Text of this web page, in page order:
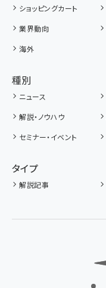
ショッピングカート
業界動向
海外
種別
ニュース
解説・ノウハウ
セミナー・イベント
タイプ
解説記事